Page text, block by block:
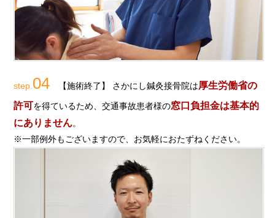
step. 04 【施術終了】 さかにし鍼灸接骨院は厚生労働省の
許可を得ているため、交通事故患者様の窓口負担金は基本的
にありません。
※一部例外もございますので、お気軽におたずねください。